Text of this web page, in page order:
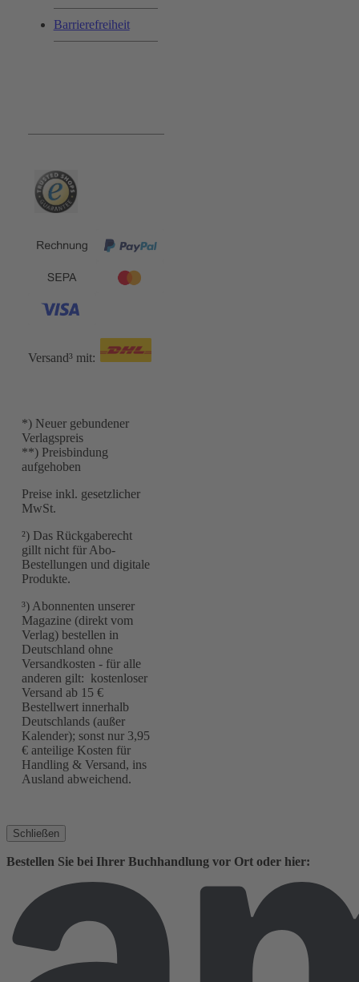
Barrierefreiheit
Versand³ mit:
*) Neuer gebundener
Verlagspreis
**) Preisbindung
aufgehoben
Preise inkl. gesetzlicher
MwSt.
²) Das Rückgaberecht
gillt nicht für Abo-
Bestellungen und digitale
Produkte.
³) Abonnenten unserer
Magazine (direkt vom
Verlag) bestellen in
Deutschland ohne
Versandkosten - für alle
anderen gilt: kostenloser
Versand ab 15 €
Bestellwert innerhalb
Deutschlands (außer
Kalender); sonst nur 3,95
€ anteilige Kosten für
Handling & Versand, ins
Ausland abweichend.
Schließen
Bestellen Sie bei Ihrer Buchhandlung vor Ort oder hier: